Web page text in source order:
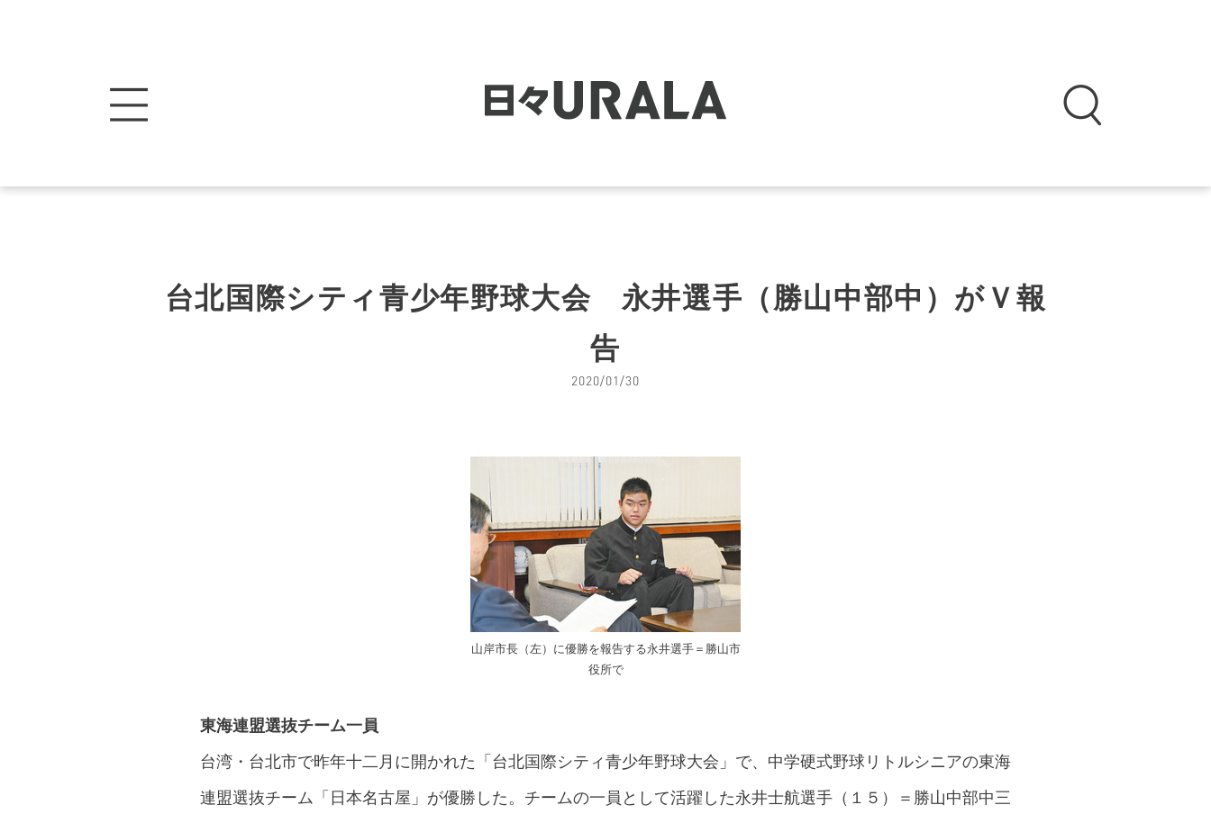
台北国際シティ青少年野球大会 永井選手（勝山中部中）がＶ報
告
2020/01/30
山岸市長（左）に優勝を報告する永井選手＝勝山市
役所で
東海連盟選抜チーム一員
台湾・台北市で昨年十二月に開かれた「台北国際シティ青少年野球大会」で、中学硬式野球リトルシニアの東海
連盟選抜チーム「日本名古屋」が優勝した。チームの一員として活躍した永井士航選手（１５）＝勝山中部中三